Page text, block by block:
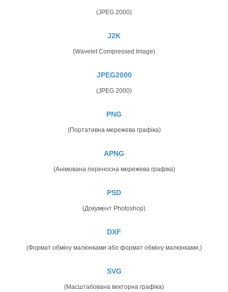
(JPEG 2000)
J2K
(Wavelet Compressed Image)
JPEG2000
(JPEG 2000)
PNG
(Портативна мережева графіка)
APNG
(Анімована переносна мережева графіка)
PSD
(Документ Photoshop)
DXF
(Формат обміну малюнками або формат обміну малюнками,)
SVG
(Масштабована векторна графіка)